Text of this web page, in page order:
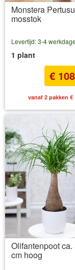
Monstera
mosstok
Levertijd: 3-4
1 plant
€
vanaf 2 pakken €
Olifantenpoot ca.
cm hoog